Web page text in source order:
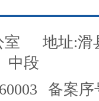
室
地址:滑
中段
备案序